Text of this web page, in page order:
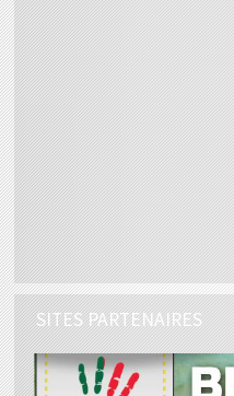
SITES PARTENAIRES